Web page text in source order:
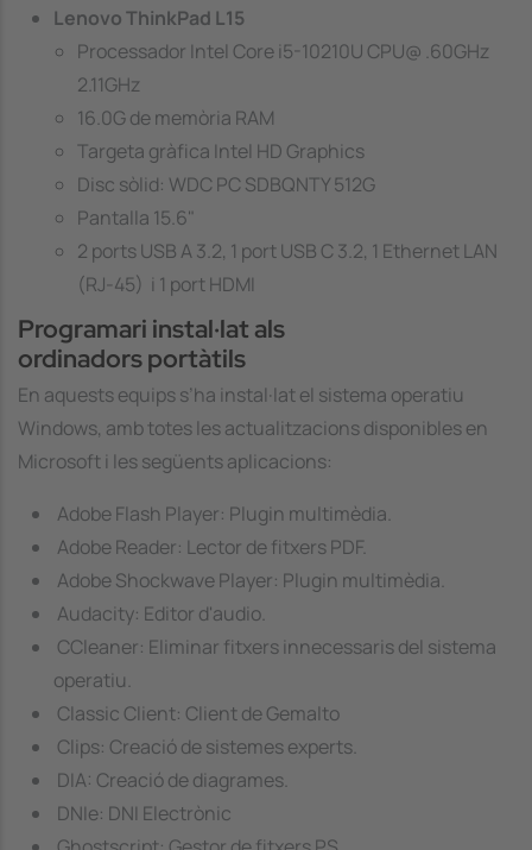
Lenovo ThinkPad L15
Processador Intel Core i5-10210U CPU@ .60GHz
2.11GHz
16.0G de memòria RAM
Targeta gràfica Intel HD Graphics
Disc sòlid: WDC PC SDBQNTY 512G
Pantalla 15.6"
2 ports USB A 3.2, 1 port USB C 3.2, 1 Ethernet LAN
(RJ-45) i 1 port HDMI
Programari instal·lat als
ordinadors portàtils
En aquests equips s’ha instal·lat el sistema operatiu
Windows, amb totes les actualitzacions disponibles en
Microsoft i les següents aplicacions:
Adobe Flash Player: Plugin multimèdia.
Adobe Reader: Lector de fitxers PDF.
Adobe Shockwave Player: Plugin multimèdia.
Audacity: Editor d'audio.
CCleaner: Eliminar fitxers innecessaris del sistema
operatiu.
Classic Client: Client de Gemalto
Clips: Creació de sistemes experts.
DIA: Creació de diagrames.
DNIe: DNI Electrònic